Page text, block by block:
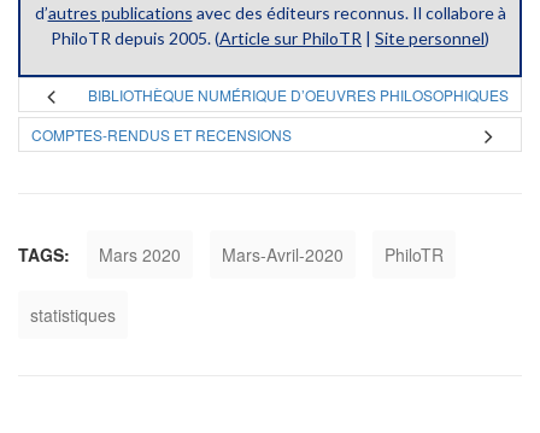
d’autres publications avec des éditeurs reconnus. Il collabore à
PhiloTR depuis 2005. (Article sur PhiloTR | Site personnel)
BIBLIOTHÈQUE NUMÉRIQUE D’OEUVRES PHILOSOPHIQUES
COMPTES-RENDUS ET RECENSIONS
TAGS: Mars 2020 Mars-Avril-2020 PhiloTR
statistiques